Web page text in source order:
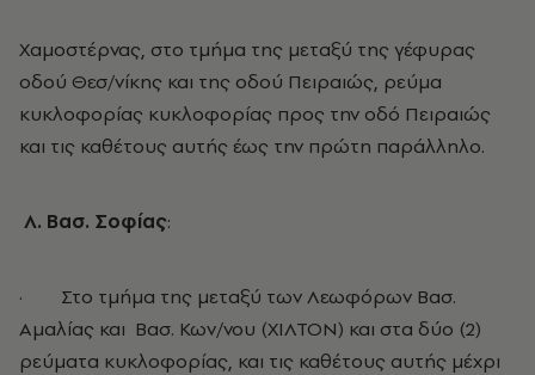
Χαμοστέρνας, στο τμήμα της μεταξύ της γέφυρας
οδού Θεσ/νίκης και της οδού Πειραιώς, ρεύμα
κυκλοφορίας κυκλοφορίας προς την οδό Πειραιώς
και τις καθέτους αυτής έως την πρώτη παράλληλο.
Λ. Βασ. Σοφίας:
· Στο τμήμα της μεταξύ των Λεωφόρων Βασ.
Αμαλίας και Βασ. Κων/νου (ΧΙΛΤΟΝ) και στα δύο (2)
ρεύματα κυκλοφορίας, και τις καθέτους αυτής μέχρι